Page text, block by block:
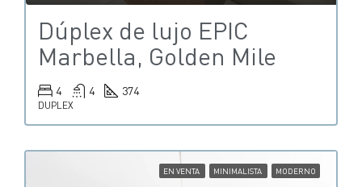
Dúplex de lujo EPIC
Marbella, Golden Mile
4 4 374
DUPLEX
EN VENTA MINIMALISTA MODERNO